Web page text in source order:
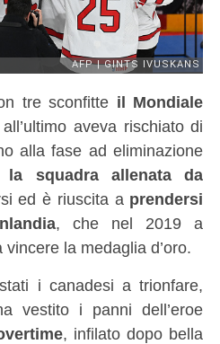
tre sconfitte il Mondiale
aveva rischiato di
alla fase ad eliminazione
la squadra allenata da
ed è riuscita a prendersi
, che nel 2019 a
la medaglia d’oro.
i canadesi a trionfare,
vestito i panni dell’eroe
, infilato dopo bella